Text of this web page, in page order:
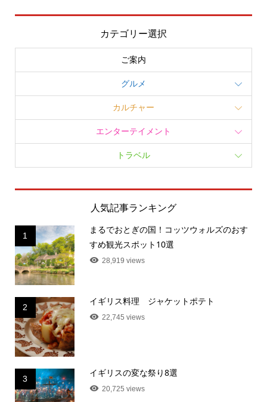
カテゴリー選択
ご案内
グルメ
カルチャー
エンターテイメント
トラベル
人気記事ランキング
1
まるでおとぎの国！コッツウォルズのおす
すめ観光スポット10選
28,919 views
2
イギリス料理 ジャケットポテト
22,745 views
3
イギリスの変な祭り8選
20,725 views